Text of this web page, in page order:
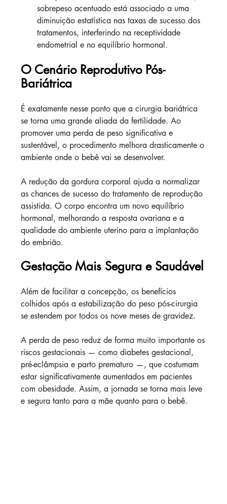
sobrepeso acentuado está associado a uma
diminuição estatística nas taxas de sucesso dos
tratamentos, interferindo na receptividade
endometrial e no equilíbrio hormonal.
O Cenário Reprodutivo Pós-
Bariátrica
É exatamente nesse ponto que a cirurgia bariátrica
se torna uma grande aliada da fertilidade. Ao
promover uma perda de peso significativa e
sustentável, o procedimento melhora drasticamente o
ambiente onde o bebê vai se desenvolver.
A redução da gordura corporal ajuda a normalizar
as chances de sucesso do tratamento de reprodução
assistida. O corpo encontra um novo equilíbrio
hormonal, melhorando a resposta ovariana e a
qualidade do ambiente uterino para a implantação
do embrião.
Gestação Mais Segura e Saudável
Além de facilitar a concepção, os benefícios
colhidos após a estabilização do peso pós-cirurgia
se estendem por todos os nove meses de gravidez.
A perda de peso reduz de forma muito importante os
riscos gestacionais — como diabetes gestacional,
pré-eclâmpsia e parto prematuro —, que costumam
estar significativamente aumentados em pacientes
com obesidade. Assim, a jornada se torna mais leve
e segura tanto para a mãe quanto para o bebê.